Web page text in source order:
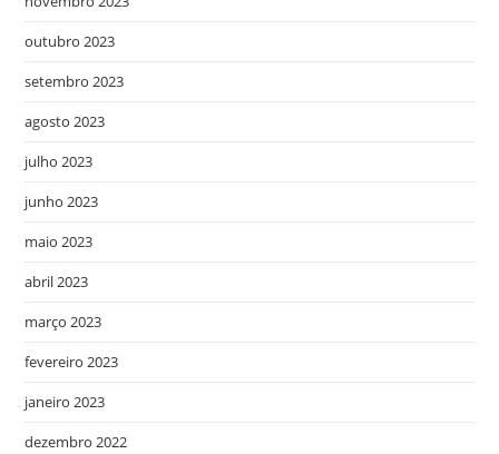
outubro 2023
setembro 2023
agosto 2023
julho 2023
junho 2023
maio 2023
abril 2023
março 2023
fevereiro 2023
janeiro 2023
dezembro 2022